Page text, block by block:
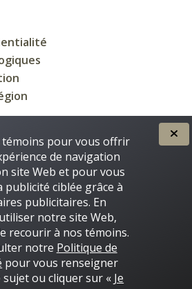
POUR VOUS PAR
témoins pour vous offrir
de navigation
site Web et pour vous
publicité ciblée grâce à
publicitaires. En
notre site Web,
recourir à nos témoins.
notre Politique de
pour vous renseigner
sujet ou cliquer sur « Je